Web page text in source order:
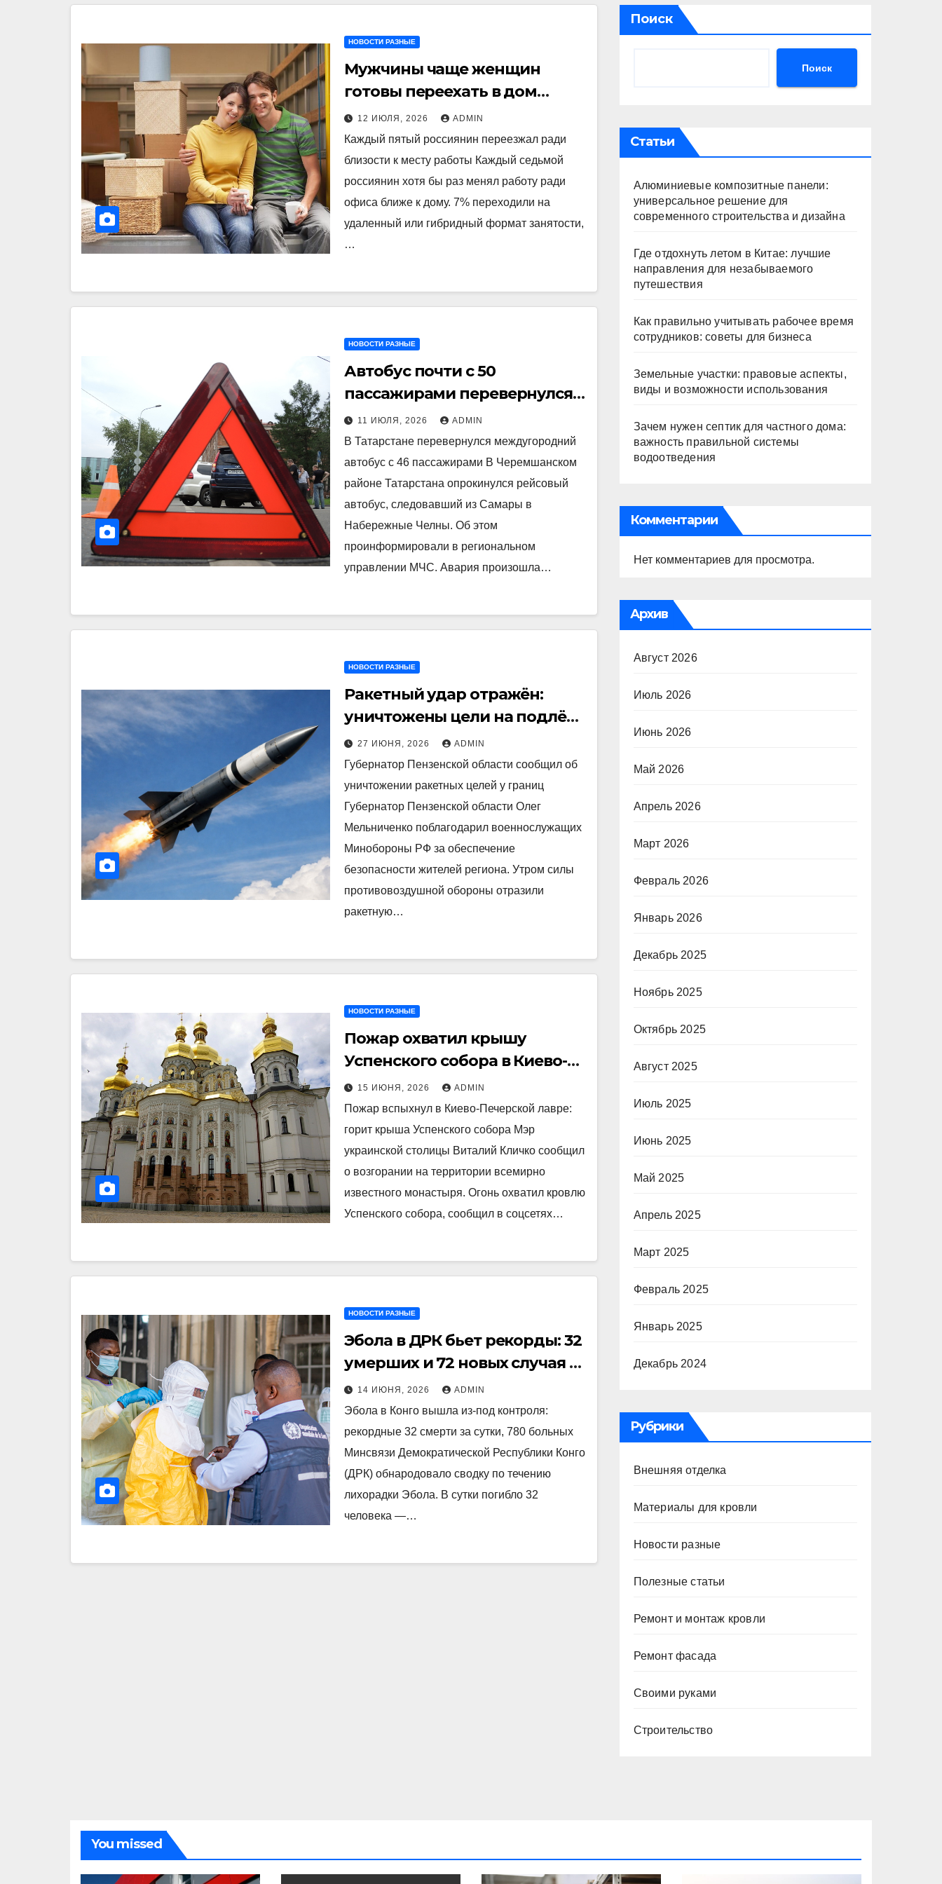
НОВОСТИ РАЗНЫЕ
Мужчины чаще женщин
готовы переехать в дом
рядом с работой
12 ИЮЛЯ, 2026 ADMIN
Каждый пятый россиянин переезжал ради
близости к месту работы Каждый седьмой
россиянин хотя бы раз менял работу ради
офиса ближе к дому. 7% переходили на
удаленный или гибридный формат занятости,
…
НОВОСТИ РАЗНЫЕ
Автобус почти с 50
пассажирами перевернулся в
Татарстане
11 ИЮЛЯ, 2026 ADMIN
В Татарстане перевернулся междугородний
автобус с 46 пассажирами В Черемшанском
районе Татарстана опрокинулся рейсовый
автобус, следовавший из Самары в
Набережные Челны. Об этом
проинформировали в региональном
управлении МЧС. Авария произошла…
НОВОСТИ РАЗНЫЕ
Ракетный удар отражён:
уничтожены цели на подлёте
к Пензенской области
27 ИЮНЯ, 2026 ADMIN
Губернатор Пензенской области сообщил об
уничтожении ракетных целей у границ
Губернатор Пензенской области Олег
Мельниченко поблагодарил военнослужащих
Минобороны РФ за обеспечение
безопасности жителей региона. Утром силы
противовоздушной обороны отразили
ракетную…
НОВОСТИ РАЗНЫЕ
Пожар охватил крышу
Успенского собора в Киево-
Печерской лавре
15 ИЮНЯ, 2026 ADMIN
Пожар вспыхнул в Киево-Печерской лавре:
горит крыша Успенского собора Мэр
украинской столицы Виталий Кличко сообщил
о возгорании на территории всемирно
известного монастыря. Огонь охватил кровлю
Успенского собора, сообщил в соцсетях…
НОВОСТИ РАЗНЫЕ
Эбола в ДРК бьет рекорды: 32
умерших и 72 новых случая за
сутки
14 ИЮНЯ, 2026 ADMIN
Эбола в Конго вышла из-под контроля:
рекордные 32 смерти за сутки, 780 больных
Минсвязи Демократической Республики Конго
(ДРК) обнародовало сводку по течению
лихорадки Эбола. В сутки погибло 32
человека —…
Поиск
Поиск
Статьи
Алюминиевые композитные панели:
универсальное решение для
современного строительства и дизайна
Где отдохнуть летом в Китае: лучшие
направления для незабываемого
путешествия
Как правильно учитывать рабочее время
сотрудников: советы для бизнеса
Земельные участки: правовые аспекты,
виды и возможности использования
Зачем нужен септик для частного дома:
важность правильной системы
водоотведения
Комментарии
Нет комментариев для просмотра.
Архив
Август 2026
Июль 2026
Июнь 2026
Май 2026
Апрель 2026
Март 2026
Февраль 2026
Январь 2026
Декабрь 2025
Ноябрь 2025
Октябрь 2025
Август 2025
Июль 2025
Июнь 2025
Май 2025
Апрель 2025
Март 2025
Февраль 2025
Январь 2025
Декабрь 2024
Рубрики
Внешняя отделка
Материалы для кровли
Новости разные
Полезные статьи
Ремонт и монтаж кровли
Ремонт фасада
Своими руками
Строительство
You missed